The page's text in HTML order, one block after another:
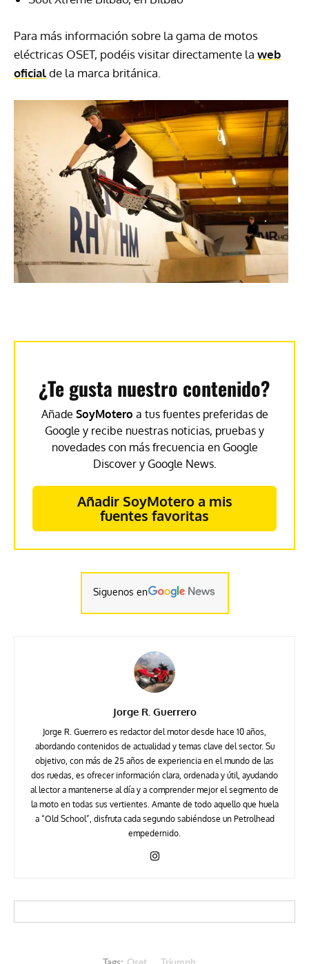
Para más información sobre la gama de motos
eléctricas OSET, podéis visitar directamente la web
oficialde la marca británica.
¿Te gusta nuestro contenido?
Añade SoyMotero a tus fuentes preferidas de
Google y recibe nuestras noticias, pruebas y
novedades con más frecuencia en Google
Discover y Google News.
Añadir SoyMotero a mis
fuentes favoritas
Siguenos en
Jorge R. Guerrero
Jorge R. Guerrero es redactor del motor desde hace 10 años,
abordando contenidos de actualidad y temas clave del sector. Su
objetivo, con más de 25 años de experiencia en el mundo de las
dos ruedas, es ofrecer información clara, ordenada y útil, ayudando
al lector a mantenerse al día y a comprender mejor el segmento de
la moto en todas sus vertientes. Amante de todo aquello que huela
a “Old School”, disfruta cada segundo sabiéndose un Petrolhead
empedernido.